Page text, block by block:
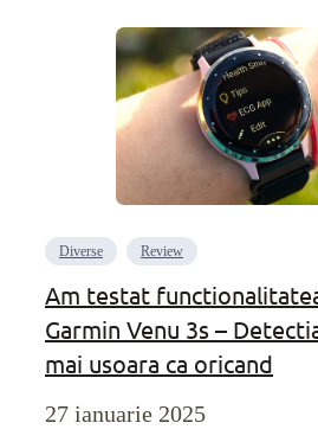
Diverse Review
Am testat
Garmin Venu 3s –
mai usoara ca oricand
27 ianuarie 2025